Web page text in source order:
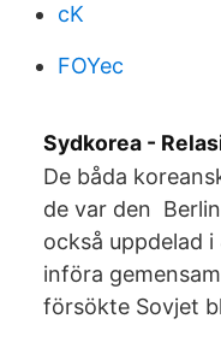
cK
FOYec
Sydkorea -
De båda
de var den
också uppdelad
införa
försökte Sovjet